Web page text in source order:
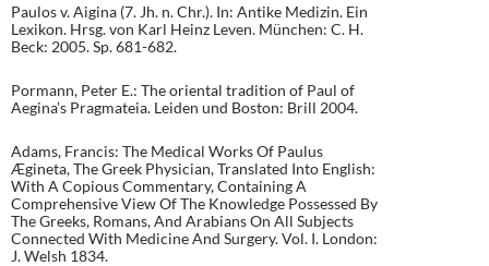
Paulos v. Aigina (7. Jh. n. Chr.). In: Antike Medizin. Ein
Lexikon. Hrsg. von Karl Heinz Leven. München: C. H.
Beck: 2005. Sp. 681-682.
Pormann, Peter E.: The oriental tradition of Paul of
Aegina’s Pragmateia. Leiden und Boston: Brill 2004.
Adams, Francis: The Medical Works Of Paulus
Ægineta, The Greek Physician, Translated Into English:
With A Copious Commentary, Containing A
Comprehensive View Of The Knowledge Possessed By
The Greeks, Romans, And Arabians On All Subjects
Connected With Medicine And Surgery. Vol. I. London:
J. Welsh 1834.